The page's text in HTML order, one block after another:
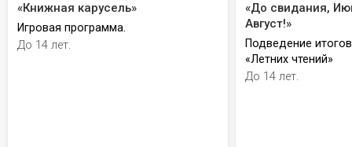
«Книжная карусель»
Игровая программа.
До 14 лет.
«До свидания,
Август!»
Подведение
«Летних чтений»
До 14 лет.